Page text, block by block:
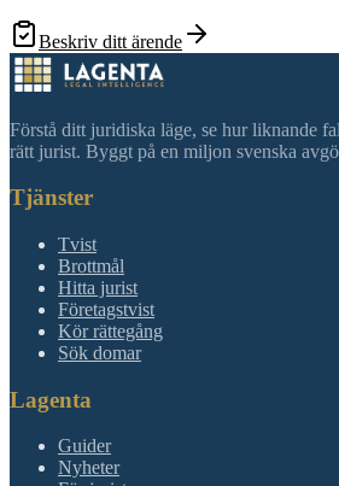
Beskriv ditt ärende
Förstå ditt juridiska läge, se hur liknande
rätt jurist. Byggt på en miljon svenska
Tjänster
Tvist
Brottmål
Hitta jurist
Företagstvist
Kör rättegång
Sök domar
Lagenta
Guider
Nyheter